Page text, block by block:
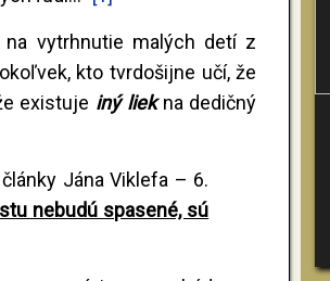
vytrhnutie malých detí z
kto tvrdošijne učí, že
existuje iný liekna dedičný
Jána Viklefa – 6.
nebudú spasené, sú